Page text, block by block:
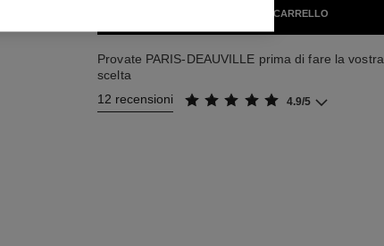
AGGIUNGERE AL CARRELLO
Provate PARIS-DEAUVILLE prima di fare la vostra
scelta
12 recensioni
4.9/5